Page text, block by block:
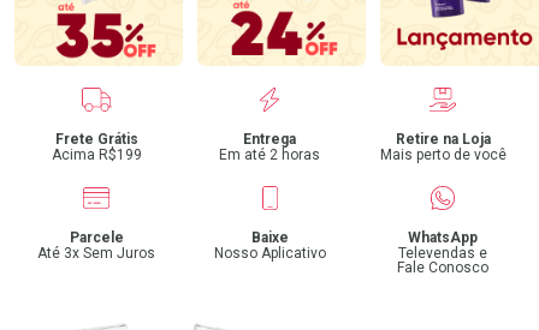
Benefícios
Frete Grátis
Acima R$199
Entrega
Em até 2 horas
Retire na Loja
Mais perto de você
Parcele
Até 3x Sem Juros
Baixe
Nosso Aplicativo
WhatsApp
Televendas e
Fale Conosco